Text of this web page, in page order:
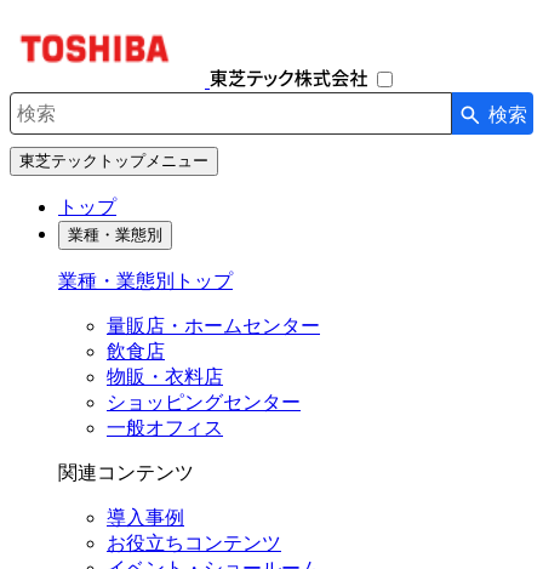
ー
検索キーワード入力 検索
東芝テックトップメニュー
トップ
業種・業態別
業種・業態別トップ
量販店・ホームセンター
飲食店
物販・衣料店
ショッピングセンター
一般オフィス
関連コンテンツ
導入事例
お役立ちコンテンツ